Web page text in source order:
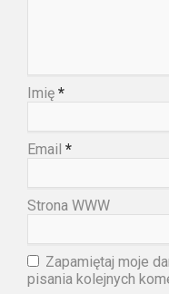
Imię *
Email *
Strona WWW
Zapamiętaj moje
pisania kolejnych